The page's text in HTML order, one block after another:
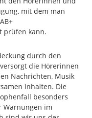
mit dem man
prüfen kann.
durch den
die Hörerinnen
Nachrichten, Musik
Inhalten. Die
besonders
Warnungen im